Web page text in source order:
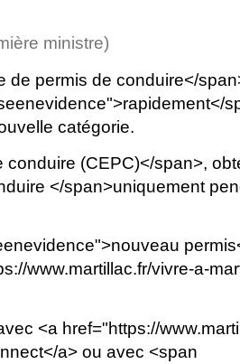
ministre)
permis de conduire</
catégorie.
(CEPC)</span>,
</span>uniquement
www.martillac.fr/vivre-a-
<a href="https://
a> ou avec <span